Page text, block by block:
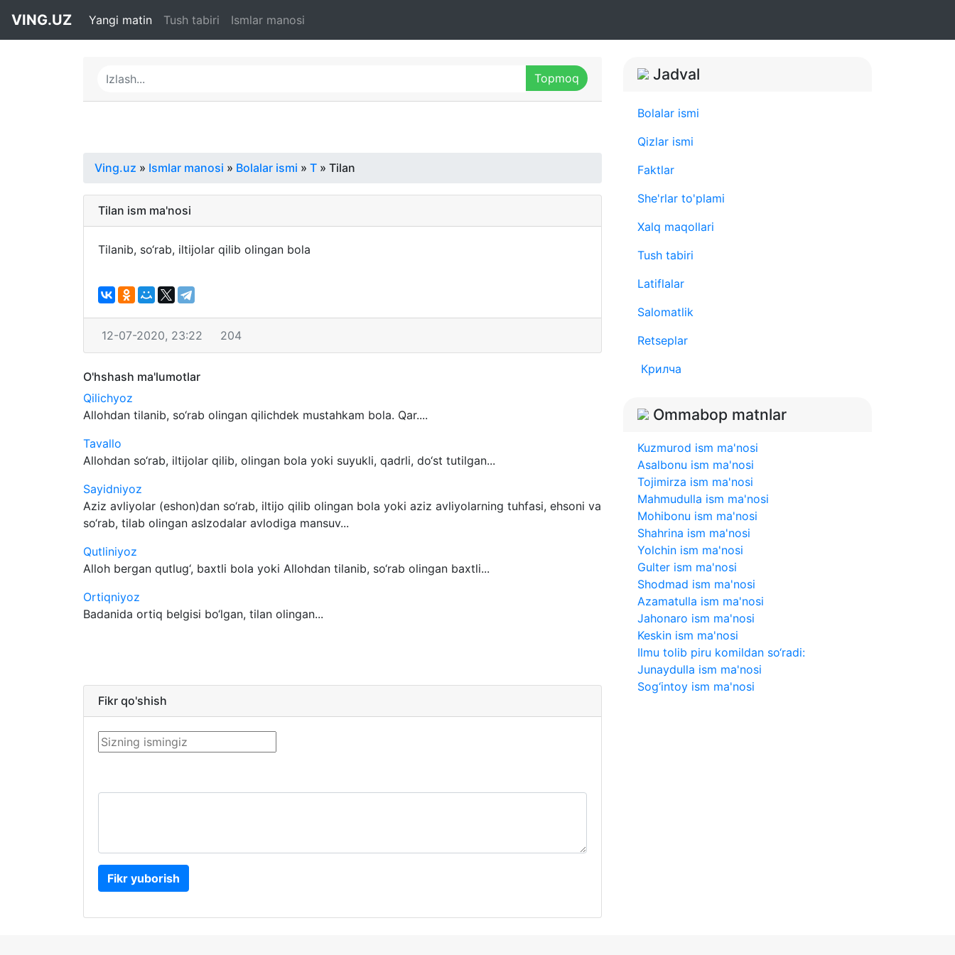
VING.UZ Yangi matin Tush tabiri Ismlar manosi
Ving.uz » Ismlar manosi » Bolalar ismi » T » Tilan
Tilan ism ma'nosi
Tilanib, so‘rab, iltijolar qilib olingan bola
12-07-2020, 23:22 204
O'hshash ma'lumotlar
Qilichyoz
Allohdan tilanib, so‘rab olingan qilichdek mustahkam bola. Qar....
Tavallo
Allohdan so‘rab, iltijolar qilib, olingan bola yoki suyukli, qadrli, do‘st tutilgan...
Sayidniyoz
Aziz avliyolar (eshon)dan so‘rab, iltijo qilib olingan bola yoki aziz avliyolarning tuhfasi, ehsoni va
so‘rab, tilab olingan aslzodalar avlodiga mansuv...
Qutliniyoz
Alloh bergan qutlug‘, baxtli bola yoki Allohdan tilanib, so‘rab olingan baxtli...
Ortiqniyoz
Badanida ortiq belgisi bo‘lgan, tilan olingan...
Fikr qo'shish
Fikr yuborish
Jadval
Bolalar ismi
Qizlar ismi
Faktlar
She'rlar to'plami
Xalq maqollari
Tush tabiri
Latiflalar
Salomatlik
Retseplar
Крилча
Ommabop matnlar
Kuzmurod ism ma'nosi
Asalbonu ism ma'nosi
Tojimirza ism ma'nosi
Mahmudulla ism ma'nosi
Mohibonu ism ma'nosi
Shahrina ism ma'nosi
Yolchin ism ma'nosi
Gulter ism ma'nosi
Shodmad ism ma'nosi
Azamatulla ism ma'nosi
Jahonaro ism ma'nosi
Keskin ism ma'nosi
Ilmu tolib piru komildan so‘radi:
Junaydulla ism ma'nosi
Sog‘intoy ism ma'nosi